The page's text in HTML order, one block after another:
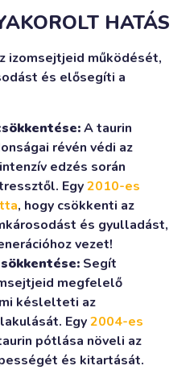
HATÁS
izomsejtjeid működését,
és elősegíti a
A taurin
révén védi az
edzés során
Egy2010-es
, hogy csökkenti az
és gyulladást,
vezet!
Segít
megfelelő
késlelteti az
Egy2004-es
pótlása növeli az
és kitartását.